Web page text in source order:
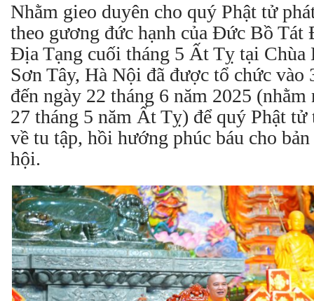
Nhằm gieo duyên cho quý Phật tử
theo gương đức hạnh của Đức Bồ Tát
Địa Tạng cuối tháng 5 Ất Tỵ tại Chùa
Sơn Tây, Hà Nội đã được tổ chức vào
đến ngày 22 tháng 6 năm 2025 (nhằm
27 tháng 5 năm Ất Tỵ) để quý Phật tử
về tu tập, hồi hướng phúc báu cho
hội.